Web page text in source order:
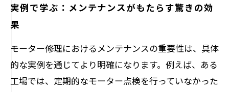
実例で学ぶ：メンテナンスがもたらす驚きの効
果
モーター修理におけるメンテナンスの重要性は、具体
的な実例を通じてより明確になります。例えば、ある
工場では、定期的なモーター点検を行っていなかった